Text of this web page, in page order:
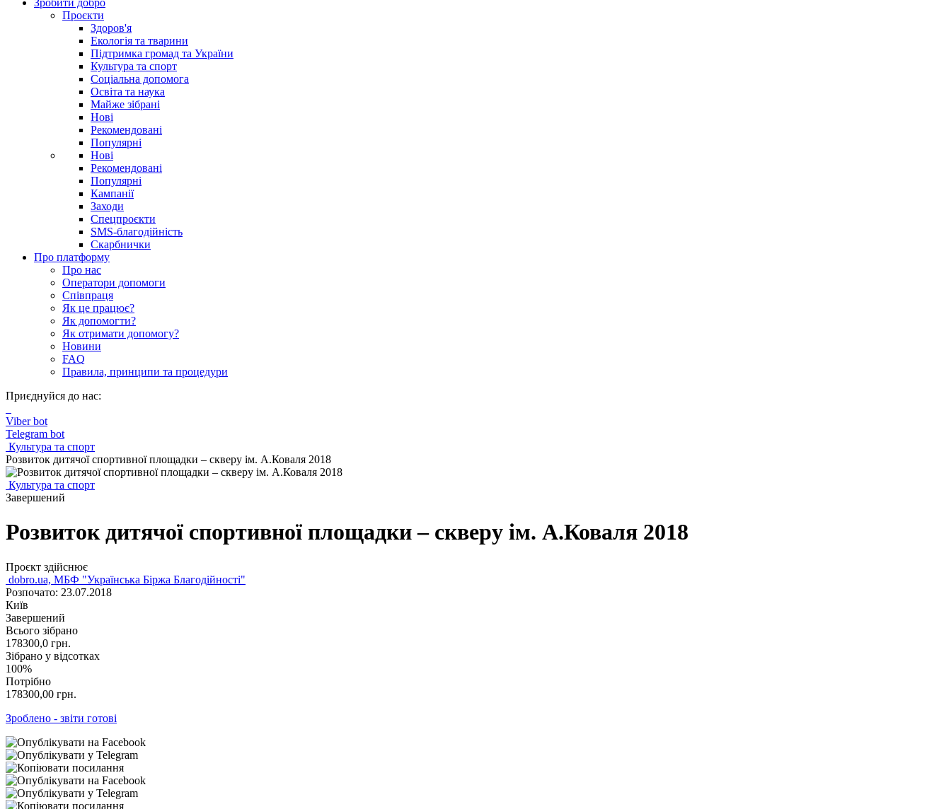
Зробити добро
Проєкти
Здоров'я
Екологія та тварини
Підтримка громад та України
Культура та спорт
Соціальна допомога
Освіта та наука
Майже зібрані
Нові
Рекомендовані
Популярні
Нові
Рекомендовані
Популярні
Кампанії
Заходи
Спецпроєкти
SMS-благодійність
Скарбнички
Про платформу
Про нас
Оператори допомоги
Співпраця
Як це працює?
Як допомогти?
Як отримати допомогу?
Новини
FAQ
Правила, принципи та процедури
Приєднуйся до нас:
Viber bot
Telegram bot
Культура та спорт
Розвиток дитячої спортивної площадки – скверу ім. А.Коваля 2018
Культура та спорт
Завершений
Розвиток дитячої спортивної площадки – скверу ім. А.Коваля 2018
Проєкт здійснює
dobro.ua, МБФ "Українська Біржа Благодійності"
Розпочато: 23.07.2018
Київ
Завершений
Всього зібрано
178300,0 грн.
Зібрано у відсотках
100%
Потрібно
178300,00 грн.
Зроблено - звіти готові